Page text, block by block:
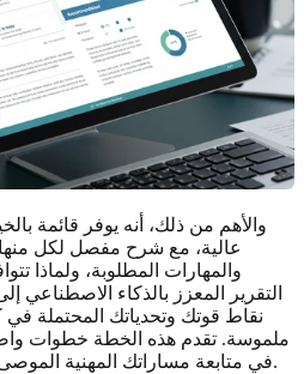
والأهم من ذلك، أنه يوفر قائمة
عالية، مع شرح مفصل لكل
والمهارات المطلوبة، ولماذا
التقرير المعزز بالذكاء الاصطناعي
نقاط قوتك وتحدياتك المحتملة
ملموسة. تقدم هذه الخطة خطوات
في متابعة مساراتك المهنية الموصى بها، وتحويل الرؤية إلى إجراء.